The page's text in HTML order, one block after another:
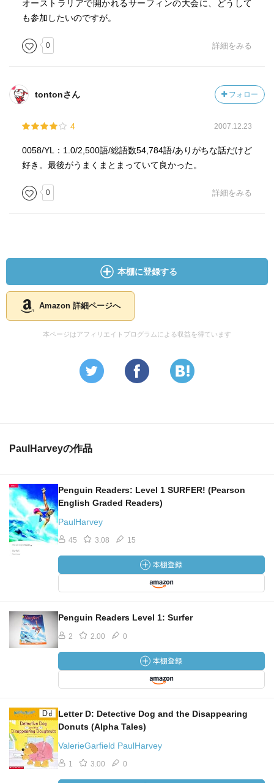
オーストラリアで開かれるサーフィンの大会に、どうして
も参加したいのですが。
0 詳細をみる
tontonさん フォロー
4 2007.12.23
0058/YL：1.0/2,500語/総語数54,784語/ありがちな話だけど
好き。最後がうまくまとまっていて良かった。
0 詳細をみる
本棚に登録する
Amazon 詳細ページへ
本ページはアフィリエイトプログラムによる収益を得ています
PaulHarveyの作品
Penguin Readers: Level 1 SURFER! (Pearson
English Graded Readers)
PaulHarvey
45 3.08 15
Penguin Readers Level 1: Surfer
2 2.00 0
Letter D: Detective Dog and the Disappearing
Donuts (Alpha Tales)
ValerieGarfield PaulHarvey
1 3.00 0